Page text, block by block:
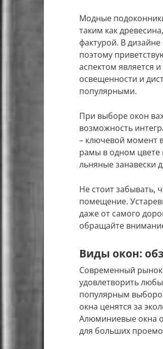
Модные
таким как
фактурой. В
поэтому
аспектом является
освещенности и
популярными.
При выборе окон
возможность
– ключевой момент
рамы в одном цвете
льняные занавески
Не стоит забывать,
помещение.
даже от самого
обращайте
Виды окон:
Современный
удовлетворить
популярным
окна ценятся за
Алюминиевые окна
для больших